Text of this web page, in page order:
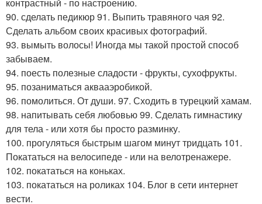
90. сделать педикюр 91. Выпить травяного чая 92.
Сделать альбом своих красивых фотографий.
93. вымыть волосы! Иногда мы такой простой способ
забываем.
94. поесть полезные сладости - фрукты, сухофрукты.
95. позаниматься аквааэробикой.
96. помолиться. От души. 97. Сходить в турецкий хамам.
98. напитывать себя любовью 99. Сделать гимнастику
для тела - или хотя бы просто разминку.
100. прогуляться быстрым шагом минут тридцать 101.
Покататься на велосипеде - или на велотренажере.
102. покататься на коньках.
103. покататься на роликах 104. Блог в сети интернет
вести.